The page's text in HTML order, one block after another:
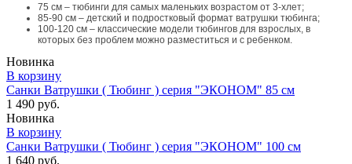
75 cм – тюбинги для самых маленьких возрастом от 3-хлет;
85-90 cм – детский и подростковый формат ватрушки тюбинга;
100-120 см – классические модели тюбингов для взрослых, в
которых без проблем можно разместиться и с ребенком.
Новинка
В корзину
Санки Ватрушки ( Тюбинг ) серия "ЭКОНОМ" 85 см
1 490 руб.
Новинка
В корзину
Санки Ватрушки ( Тюбинг ) серия "ЭКОНОМ" 100 см
1 640 руб.